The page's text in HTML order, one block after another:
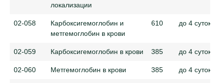
локализации
02-058
Карбоксигемоглобин и
метгемоглобин в крови
610 до 4 суток
02-059 Карбоксигемоглобин в крови 385 до 4 суток
02-060 Метгемоглобин в крови 385 до 4 суток